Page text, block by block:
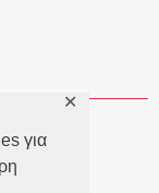
για
✕